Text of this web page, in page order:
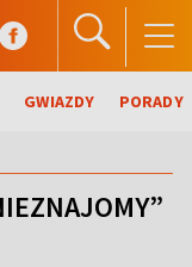
GWIAZDY PORADY